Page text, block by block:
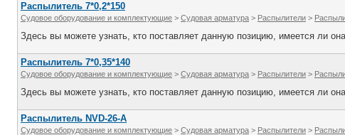
Распылитель 7*0,2*150
Судовое оборудование и комплектующие > Судовая арматура > Распылители >
Здесь вы можете узнать, кто поставляет данную позицию, имеется ли
Распылитель 7*0,35*140
Судовое оборудование и комплектующие > Судовая арматура > Распылители >
Здесь вы можете узнать, кто поставляет данную позицию, имеется ли
Распылитель NVD-26-A
Судовое оборудование и комплектующие > Судовая арматура > Распылители >